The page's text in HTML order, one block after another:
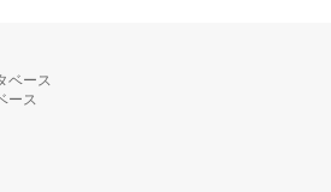
ベース
ース